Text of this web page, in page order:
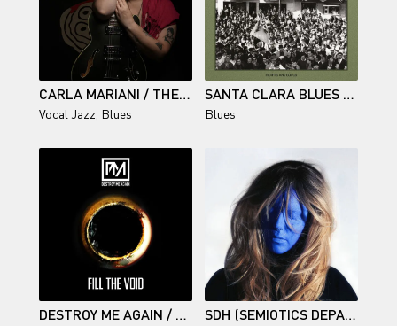
CARLA MARIANI / THE LADY IS BACK IN BLUES
Vocal Jazz Blues
SANTA CLARA BLUES / HEARTS AND SOULS
Blues
DESTROY ME AGAIN / FILL THE VOID SDH (SEMIOTICS DEPARTMENT OF HETERONYMS) / RIDER